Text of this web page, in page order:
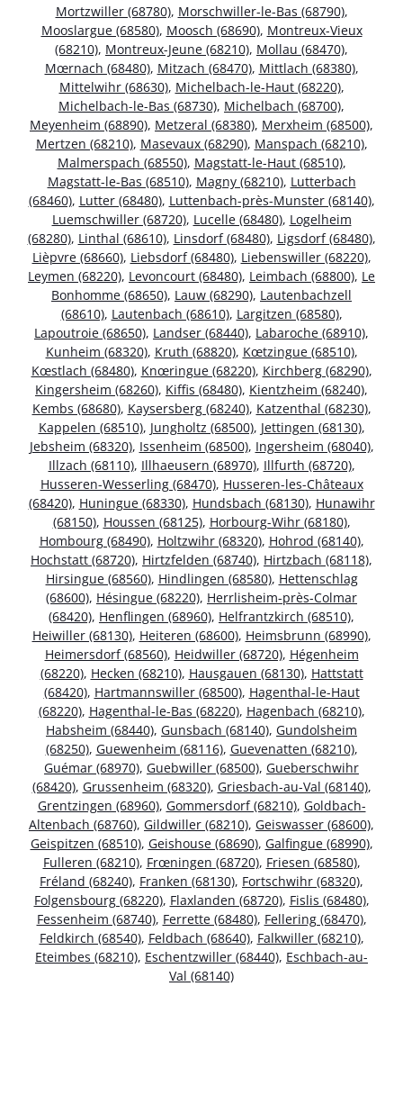
Mortzwiller (68780), Morschwiller-le-Bas (68790),
Mooslargue (68580), Moosch (68690), Montreux-Vieux
(68210), Montreux-Jeune (68210), Mollau (68470),
Mœrnach (68480), Mitzach (68470), Mittlach (68380),
Mittelwihr (68630), Michelbach-le-Haut (68220),
Michelbach-le-Bas (68730), Michelbach (68700),
Meyenheim (68890), Metzeral (68380), Merxheim (68500),
Mertzen (68210), Masevaux (68290), Manspach (68210),
Malmerspach (68550), Magstatt-le-Haut (68510),
Magstatt-le-Bas (68510), Magny (68210), Lutterbach
(68460), Lutter (68480), Luttenbach-près-Munster (68140),
Luemschwiller (68720), Lucelle (68480), Logelheim
(68280), Linthal (68610), Linsdorf (68480), Ligsdorf (68480),
Lièpvre (68660), Liebsdorf (68480), Liebenswiller (68220),
Leymen (68220), Levoncourt (68480), Leimbach (68800), Le
Bonhomme (68650), Lauw (68290), Lautenbachzell
(68610), Lautenbach (68610), Largitzen (68580),
Lapoutroie (68650), Landser (68440), Labaroche (68910),
Kunheim (68320), Kruth (68820), Kœtzingue (68510),
Kœstlach (68480), Knœringue (68220), Kirchberg (68290),
Kingersheim (68260), Kiffis (68480), Kientzheim (68240),
Kembs (68680), Kaysersberg (68240), Katzenthal (68230),
Kappelen (68510), Jungholtz (68500), Jettingen (68130),
Jebsheim (68320), Issenheim (68500), Ingersheim (68040),
Illzach (68110), Illhaeusern (68970), Illfurth (68720),
Husseren-Wesserling (68470), Husseren-les-Châteaux
(68420), Huningue (68330), Hundsbach (68130), Hunawihr
(68150), Houssen (68125), Horbourg-Wihr (68180),
Hombourg (68490), Holtzwihr (68320), Hohrod (68140),
Hochstatt (68720), Hirtzfelden (68740), Hirtzbach (68118),
Hirsingue (68560), Hindlingen (68580), Hettenschlag
(68600), Hésingue (68220), Herrlisheim-près-Colmar
(68420), Henflingen (68960), Helfrantzkirch (68510),
Heiwiller (68130), Heiteren (68600), Heimsbrunn (68990),
Heimersdorf (68560), Heidwiller (68720), Hégenheim
(68220), Hecken (68210), Hausgauen (68130), Hattstatt
(68420), Hartmannswiller (68500), Hagenthal-le-Haut
(68220), Hagenthal-le-Bas (68220), Hagenbach (68210),
Habsheim (68440), Gunsbach (68140), Gundolsheim
(68250), Guewenheim (68116), Guevenatten (68210),
Guémar (68970), Guebwiller (68500), Gueberschwihr
(68420), Grussenheim (68320), Griesbach-au-Val (68140),
Grentzingen (68960), Gommersdorf (68210), Goldbach-
Altenbach (68760), Gildwiller (68210), Geiswasser (68600),
Geispitzen (68510), Geishouse (68690), Galfingue (68990),
Fulleren (68210), Frœningen (68720), Friesen (68580),
Fréland (68240), Franken (68130), Fortschwihr (68320),
Folgensbourg (68220), Flaxlanden (68720), Fislis (68480),
Fessenheim (68740), Ferrette (68480), Fellering (68470),
Feldkirch (68540), Feldbach (68640), Falkwiller (68210),
Eteimbes (68210), Eschentzwiller (68440), Eschbach-au-
Val (68140)